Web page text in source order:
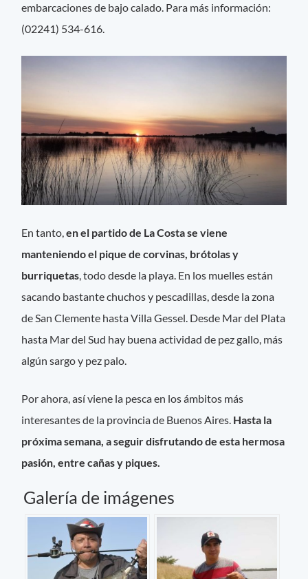
embarcaciones de bajo calado. Para más información:
(02241) 534-616.
En tanto,en el partido de La Costa se viene
manteniendo el pique de corvinas, brótolas y
burriquetas, todo desde la playa. En los muelles están
sacando bastante chuchos y pescadillas, desde la zona
de San Clemente hasta Villa Gessel. Desde Mar del Plata
hasta Mar del Sud hay buena actividad de pez gallo, más
algún sargo y pez palo.
Por ahora, así viene la pesca en los ámbitos más
interesantes de la provincia de Buenos Aires. Hasta la
próxima semana, a seguir disfrutando de esta hermosa
pasión, entre cañas y piques.
Galería de imágenes